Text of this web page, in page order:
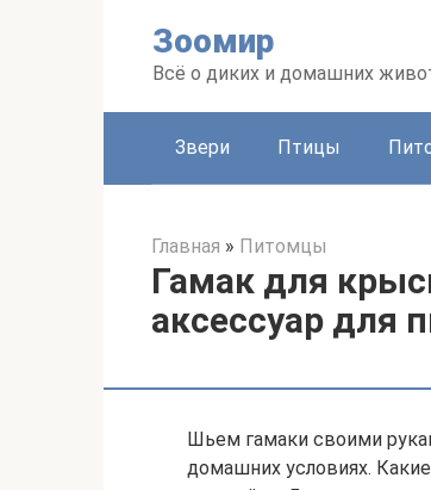
Зоомир
Всё о диких и домашних
Звери Птицы
Главная » Питомцы
Гамак для
аксессуар для
Шьем гамаки своими
домашних условиях.